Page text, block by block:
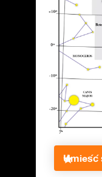
Umieść